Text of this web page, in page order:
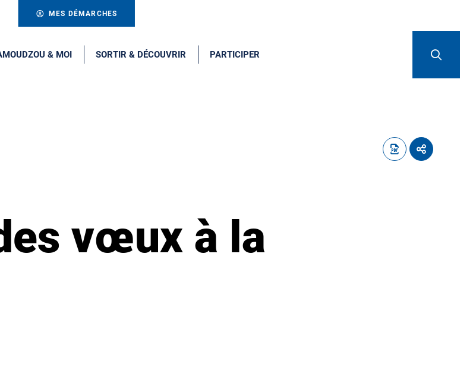
MES DÉMARCHES
& MOI SORTIR & DÉCOUVRIR PARTICIPER
vœux à la